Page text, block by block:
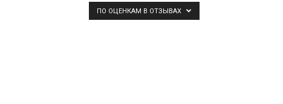
ПО ОЦЕНКАМ В ОТЗЫВАХ